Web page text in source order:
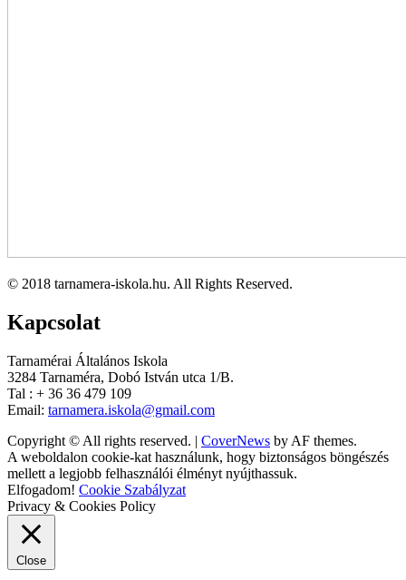
© 2018 tarnamera-iskola.hu. All Rights Reserved.
Kapcsolat
Tarnamérai Általános Iskola
3284 Tarnaméra, Dobó István utca 1/B.
Tal : + 36 36 479 109
Email: tarnamera.iskola@gmail.com
Copyright © All rights reserved. | CoverNews by AF themes.
A weboldalon cookie-kat használunk, hogy biztonságos böngészés
mellett a legjobb felhasználói élményt nyújthassuk.
Elfogadom! Cookie Szabályzat
Privacy & Cookies Policy
Close